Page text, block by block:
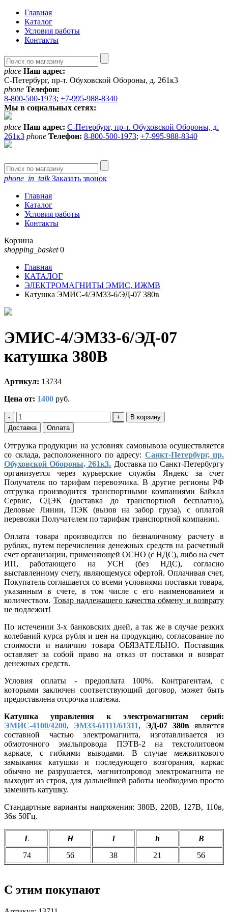
Главная
Каталог
Условия работы
Контакты
place Наш адрес:
С-Петербург, пр-т. Обуховской Обороны, д. 261к3
phone Телефон:
8-800-500-1973; +7-995-988-8340
Мы в социальных сетях:
place Наш адрес: С-Петербург, пр-т. Обуховской Обороны, д.
261к3 phone Телефон: 8-800-500-1973; +7-995-988-8340
phone_in_talkЗаказать звонок
Главная
Каталог
Условия работы
Контакты
Корзина
shopping_basket 0
Главная
КАТАЛОГ
ЭЛЕКТРОМАГНИТЫ ЭМИС, ИЖМВ
Катушка ЭМИС-4/ЭМ33-6/ЭД-07 380в
ЭМИС-4/ЭМ33-6/ЭД-07
катушка 380В
Артикул: 13734
Цена от: 1400 руб.
- +
В корзину
Доставка
Оплата
Отгрузка продукции на условиях самовывоза осуществляется
со склада, расположенного по адресу: Санкт-Петербург, пр.
Обуховской Обороны, 261к3. Доставка по Санкт-Петербургу
организуется через курьерские службы Яндекс за счет
Получателя по тарифам перевозчика. В другие регионы РФ
отгрузка производится транспортными компаниями Байкал
Сервис, СДЭК (доставка до транспортной бесплатно),
Деловые Линии, ПЭК (вызов на забор груза), с оплатой
перевозки Получателем по тарифам транспортной компании.
Оплата товара производится по безналичному расчету в
рублях, путем перечисления денежных средств на расчетный
счет организации, применяющей ОСНО (с НДС), либо на счет
ИП, работающего на УСН (без НДС), согласно
выставленному счету, являющемуся офертой. Оплачивая счет,
Покупатель соглашается со всеми условиями поставки товара,
указанным в счете, в том числе с его наименованием и
количеством. Товар надлежащего качества обмену и возврату
не подлежит!
По истечении 3-х банковских дней, а так же в случае резких
колебаний курса рубля и цен на продукцию, согласование по
стоимости и наличию товара ОБЯЗАТЕЛЬНО. Поставщик
оставляет за собой право на отказ от поставки и возврат
денежных средств.
Условия оплаты - предоплата 100%. Контрагентам, с
которыми заключен соответствующий договор, может быть
предоставлена отсрочка платежа.
Катушка управления к электромагнитам серий:
ЭМИС-4100/4200, ЭМ33-61111/61311, ЭД-07 380вявляется
составной частью электромагнита, изготавливается из
обмоточного эмальпровода ПЭТВ-2 на текстолитовом
каркасе, с гибкими выводами. В случае межвиткового
замыкания катушки и последующего возгорания, каркас
обычно не разрушается, магнитопровод электромагнита не
выходит из строя, для дальнейшей работы необходимо просто
заменить катушку.
Стандартные варианты напряжения: 380В, 220В, 127В, 110в,
36в 50Гц.
L H l h
B
74
56 38 21 56
С этим покупают